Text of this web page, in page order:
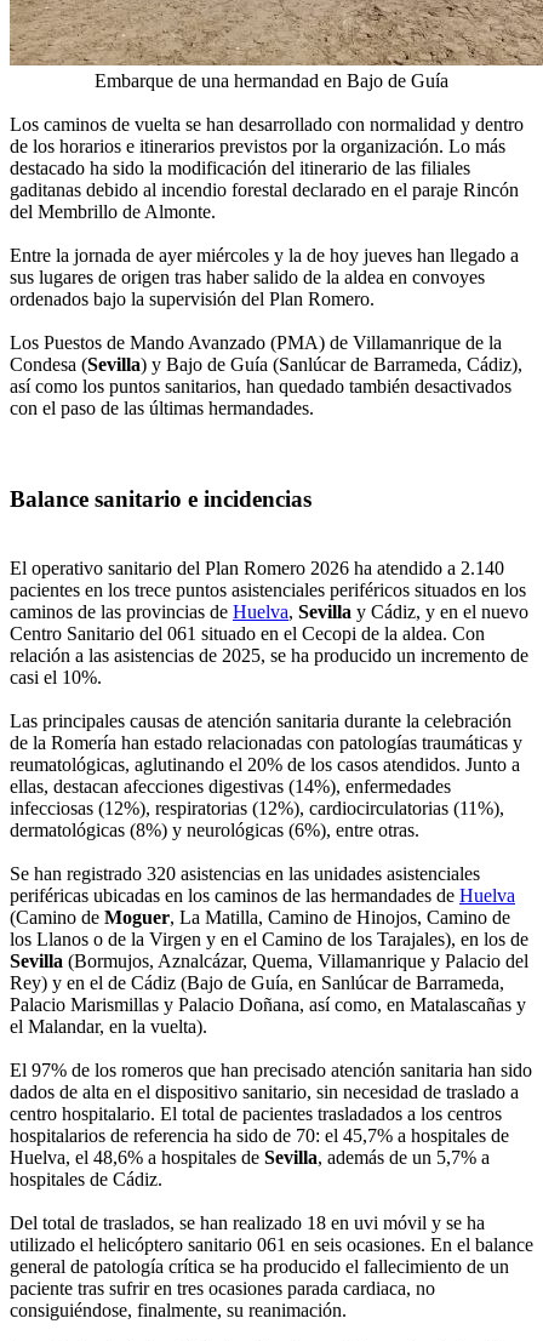
Embarque de una hermandad en Bajo de Guía
Los caminos de vuelta se han desarrollado con normalidad y dentro
de los horarios e itinerarios previstos por la organización. Lo más
destacado ha sido la modificación del itinerario de las filiales
gaditanas debido al incendio forestal declarado en el paraje Rincón
del Membrillo de Almonte.
Entre la jornada de ayer miércoles y la de hoy jueves han llegado a
sus lugares de origen tras haber salido de la aldea en convoyes
ordenados bajo la supervisión del Plan Romero.
Los Puestos de Mando Avanzado (PMA) de Villamanrique de la
Condesa (Sevilla) y Bajo de Guía (Sanlúcar de Barrameda, Cádiz),
así como los puntos sanitarios, han quedado también desactivados
con el paso de las últimas hermandades.
Balance sanitario e incidencias
El operativo sanitario del Plan Romero 2026 ha atendido a 2.140
pacientes en los trece puntos asistenciales periféricos situados en los
caminos de las provincias de Huelva, Sevilla y Cádiz, y en el nuevo
Centro Sanitario del 061 situado en el Cecopi de la aldea. Con
relación a las asistencias de 2025, se ha producido un incremento de
casi el 10%.
Las principales causas de atención sanitaria durante la celebración
de la Romería han estado relacionadas con patologías traumáticas y
reumatológicas, aglutinando el 20% de los casos atendidos. Junto a
ellas, destacan afecciones digestivas (14%), enfermedades
infecciosas (12%), respiratorias (12%), cardiocirculatorias (11%),
dermatológicas (8%) y neurológicas (6%), entre otras.
Se han registrado 320 asistencias en las unidades asistenciales
periféricas ubicadas en los caminos de las hermandades de Huelva
(Camino de Moguer, La Matilla, Camino de Hinojos, Camino de
los Llanos o de la Virgen y en el Camino de los Tarajales), en los de
Sevilla (Bormujos, Aznalcázar, Quema, Villamanrique y Palacio del
Rey) y en el de Cádiz (Bajo de Guía, en Sanlúcar de Barrameda,
Palacio Marismillas y Palacio Doñana, así como, en Matalascañas y
el Malandar, en la vuelta).
El 97% de los romeros que han precisado atención sanitaria han sido
dados de alta en el dispositivo sanitario, sin necesidad de traslado a
centro hospitalario. El total de pacientes trasladados a los centros
hospitalarios de referencia ha sido de 70: el 45,7% a hospitales de
Huelva, el 48,6% a hospitales de Sevilla, además de un 5,7% a
hospitales de Cádiz.
Del total de traslados, se han realizado 18 en uvi móvil y se ha
utilizado el helicóptero sanitario 061 en seis ocasiones. En el balance
general de patología crítica se ha producido el fallecimiento de un
paciente tras sufrir en tres ocasiones parada cardiaca, no
consiguiéndose, finalmente, su reanimación.